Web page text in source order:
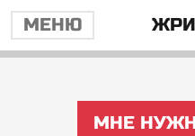
МЕНЮ
МНЕ